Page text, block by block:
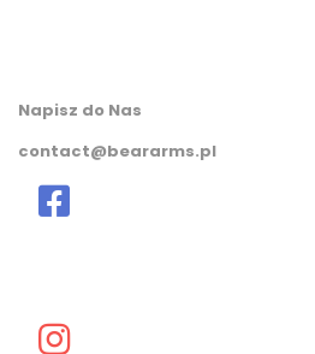
Napisz do Nas
contact@beararms.pl